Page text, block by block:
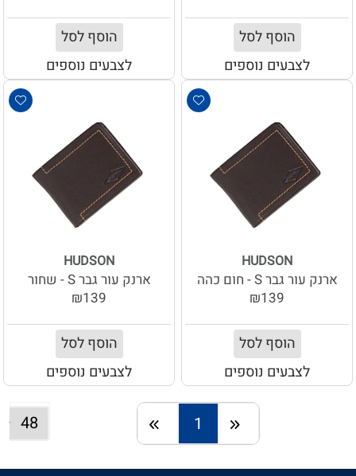
הוסף לסל
לצבעים נוספים
הוסף לסל
לצבעים נוספים
HUDSON
ארנק עור גבר S - חום כהה
₪139
הוסף לסל
לצבעים נוספים
HUDSON
ארנק עור גבר S - שחור
₪139
הוסף לסל
לצבעים נוספים
1